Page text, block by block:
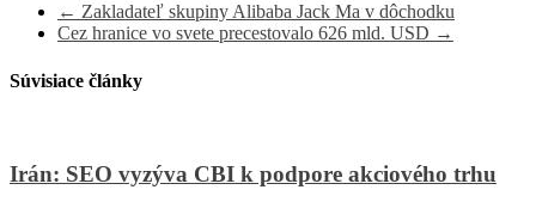
← Zakladateľ skupiny Alibaba Jack Ma v dôchodku
Cez hranice vo svete precestovalo 626 mld. USD →
Súvisiace články
Irán: SEO vyzýva CBI k podpore akciového trhu